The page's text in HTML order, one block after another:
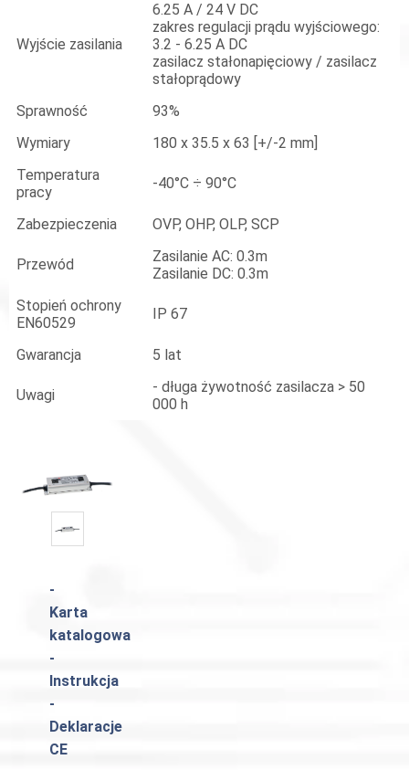
Wyjście zasilania
6.25 A / 24 V DC
zakres regulacji prądu wyjściowego:
3.2 - 6.25 A DC
zasilacz stałonapięciowy / zasilacz
stałoprądowy
Sprawność
93%
Wymiary
180 x 35.5 x 63 [+/-2 mm]
Temperatura
pracy
-40°C ÷ 90°C
Zabezpieczenia OVP, OHP, OLP, SCP
Przewód
Zasilanie AC: 0.3m
Zasilanie DC: 0.3m
Stopień ochrony
EN60529
IP 67
Gwarancja 5 lat
Uwagi
- długa żywotność zasilacza > 50
000 h
-
Karta
katalogowa
-
Instrukcja
-
Deklaracje
CE